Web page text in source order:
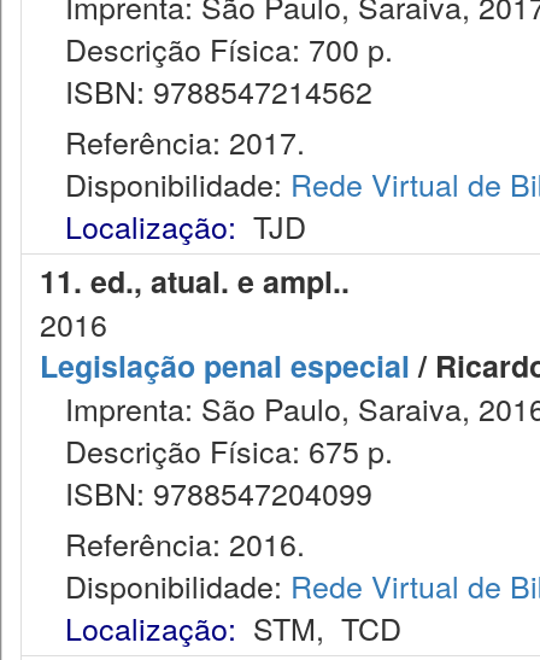
Descrição Física: 700 p.
ISBN: 9788547214562
Referência: 2017.
Disponibilidade: Rede Virtual de
Localização: TJD
11. ed., atual. e ampl..
2016
Legislação penal especial/
Imprenta: São Paulo, Saraiva,
Descrição Física: 675 p.
ISBN: 9788547204099
Referência: 2016.
Disponibilidade: Rede Virtual de
Localização: STM, TCD